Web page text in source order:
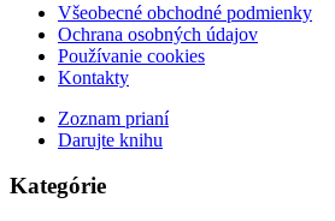
Všeobecné obchodné podmienky
Ochrana osobných údajov
Používanie cookies
Kontakty
Zoznam prianí
Darujte knihu
Kategórie